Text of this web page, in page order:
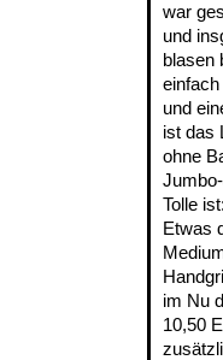
war
und
blasen
und
ist das
ohne
Tolle
Etwas
im Nu
10,50